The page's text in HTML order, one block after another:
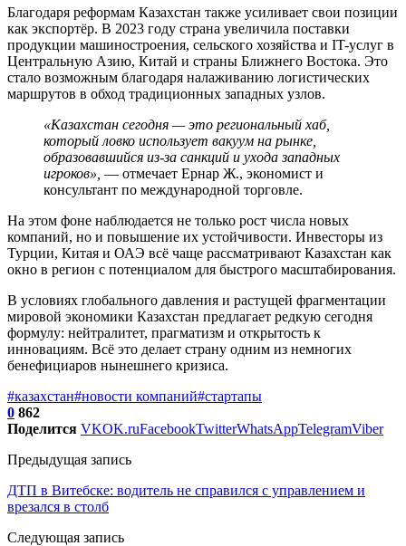
Благодаря реформам Казахстан также усиливает свои позиции
как экспортёр. В 2023 году страна увеличила поставки
продукции машиностроения, сельского хозяйства и IT-услуг в
Центральную Азию, Китай и страны Ближнего Востока. Это
стало возможным благодаря налаживанию логистических
маршрутов в обход традиционных западных узлов.
«Казахстан сегодня — это региональный хаб,
который ловко использует вакуум на рынке,
образовавшийся из-за санкций и ухода западных
игроков», — отмечает Ернар Ж., экономист и
консультант по международной торговле.
На этом фоне наблюдается не только рост числа новых
компаний, но и повышение их устойчивости. Инвесторы из
Турции, Китая и ОАЭ всё чаще рассматривают Казахстан как
окно в регион с потенциалом для быстрого масштабирования.
В условиях глобального давления и растущей фрагментации
мировой экономики Казахстан предлагает редкую сегодня
формулу: нейтралитет, прагматизм и открытость к
инновациям. Всё это делает страну одним из немногих
бенефициаров нынешнего кризиса.
#казахстан#новости компаний#стартапы
0 862
Поделится VKOK.ruFacebookTwitterWhatsAppTelegramViber
Предыдущая запись
ДТП в Витебске: водитель не справился с управлением и
врезался в столб
Следующая запись